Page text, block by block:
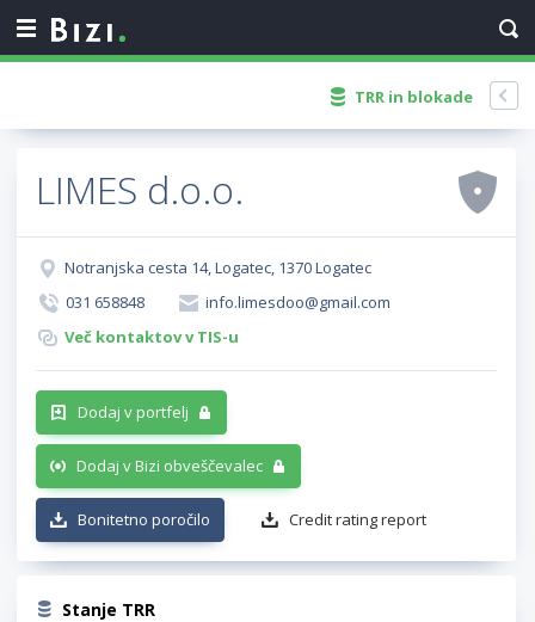
TRR in blokade
LIMES d.o.o.
Notranjska cesta 14, Logatec, 1370 Logatec
031 658848
info.limesdoo@gmail.com
Več kontaktov v TIS-u
Dodaj v portfelj
Dodaj v Bizi obveščevalec
Bonitetno poročilo Credit rating report
Stanje TRR